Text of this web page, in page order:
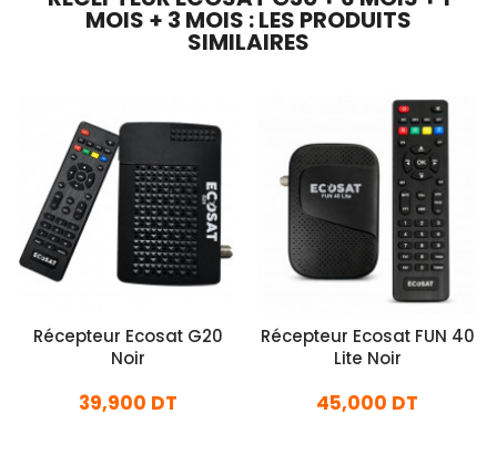
MOIS + 3 MOIS : LES PRODUITS
SIMILAIRES
Récepteur Ecosat G20
Noir
39,900 DT
Récepteur Ecosat FUN 40
Lite Noir
45,000 DT